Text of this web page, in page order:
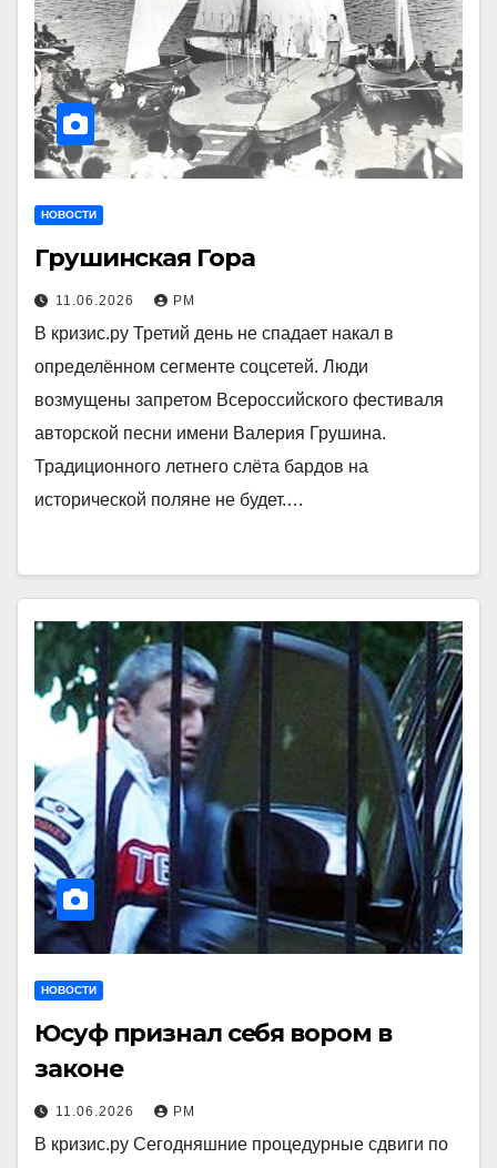
НОВОСТИ
Грушинская Гора
11.06.2026 РМ
В кризис.ру Третий день не спадает накал в
определённом сегменте соцсетей. Люди
возмущены запретом Всероссийского фестиваля
авторской песни имени Валерия Грушина.
Традиционного летнего слёта бардов на
исторической поляне не будет.…
НОВОСТИ
Юсуф признал себя вором в
законе
11.06.2026 РМ
В кризис.ру Сегодняшние процедурные сдвиги по